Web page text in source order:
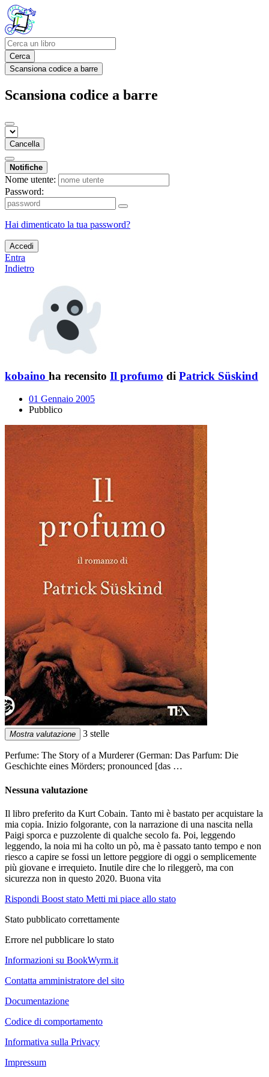
Cerca
Scansiona codice a barre
Scansiona codice a barre
Cancella
Notifiche
Nome utente:
Password:
Hai dimenticato la tua password?
Accedi
Entra
Indietro
kobaino ha recensito Il profumo di Patrick Süskind
01 Gennaio 2005
Pubblico
Mostra valutazione 3 stelle
Perfume: The Story of a Murderer (German: Das Parfum: Die
Geschichte eines Mörders; pronounced [das …
Nessuna valutazione
Il libro preferito da Kurt Cobain. Tanto mi è bastato per acquistare la
mia copia. Inizio folgorante, con la narrazione di una nascita nella
Paigi sporca e puzzolente di qualche secolo fa. Poi, leggendo
leggendo, la noia mi ha colto un pò, ma è passato tanto tempo e non
riesco a capire se fossi un lettore peggiore di oggi o semplicemente
più giovane e irrequieto. Inutile dire che lo rileggerò, ma con
sicurezza non in questo 2020. Buona vita
Rispondi Boost stato Metti mi piace allo stato
Stato pubblicato correttamente
Errore nel pubblicare lo stato
Informazioni su BookWyrm.it
Contatta amministratore del sito
Documentazione
Codice di comportamento
Informativa sulla Privacy
Impressum